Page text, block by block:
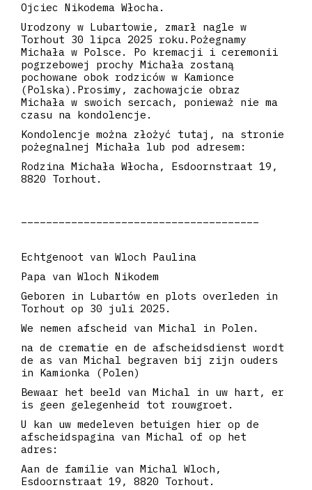
Ojciec Nikodema Włocha.
Urodzony w Lubartowie, zmarł nagle w
Torhout 30 lipca 2025 roku.Pożegnamy
Michała w Polsce. Po kremacji i ceremonii
pogrzebowej prochy Michała zostaną
pochowane obok rodziców w Kamionce
(Polska).Prosimy, zachowajcie obraz
Michała w swoich sercach, ponieważ nie ma
czasu na kondolencje.
Kondolencje można złożyć tutaj, na stronie
pożegnalnej Michała lub pod adresem:
Rodzina Michała Włocha, Esdoornstraat 19,
8820 Torhout.
Echtgenoot van Wloch Paulina
Papa van Wloch Nikodem
Geboren in Lubartów en plots overleden in
Torhout op 30 juli 2025.
We nemen afscheid van Michal in Polen.
na de crematie en de afscheidsdienst wordt
de as van Michal begraven bij zijn ouders
in Kamionka (Polen)
Bewaar het beeld van Michal in uw hart, er
is geen gelegenheid tot rouwgroet.
U kan uw medeleven betuigen hier op de
afscheidspagina van Michal of op het
adres:
Aan de familie van Michal Wloch,
Esdoornstraat 19, 8820 Torhout.